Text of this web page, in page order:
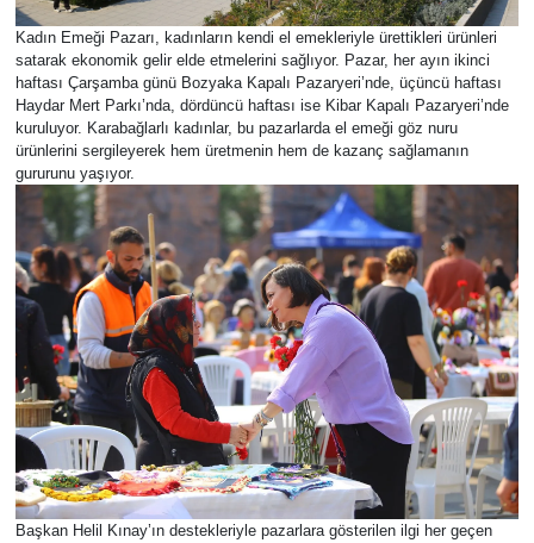
Kadın Emeği Pazarı, kadınların kendi el emekleriyle ürettikleri ürünleri
satarak ekonomik gelir elde etmelerini sağlıyor. Pazar, her ayın ikinci
haftası Çarşamba günü Bozyaka Kapalı Pazaryeri’nde, üçüncü haftası
Haydar Mert Parkı’nda, dördüncü haftası ise Kibar Kapalı Pazaryeri’nde
kuruluyor. Karabağlarlı kadınlar, bu pazarlarda el emeği göz nuru
ürünlerini sergileyerek hem üretmenin hem de kazanç sağlamanın
gururunu yaşıyor.
Başkan Helil Kınay’ın destekleriyle pazarlara gösterilen ilgi her geçen